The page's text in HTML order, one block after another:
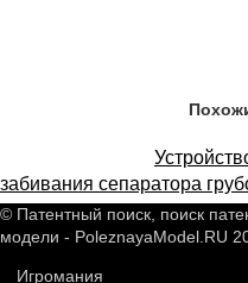
забивания сепаратора
© Патентный поиск, поиск
модели - PoleznayaModel.RU
Игромания